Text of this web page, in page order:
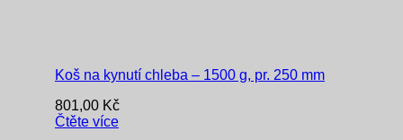
Koš na kynutí chleba – 1500 g, pr. 250 mm
801,00 Kč
Čtěte více